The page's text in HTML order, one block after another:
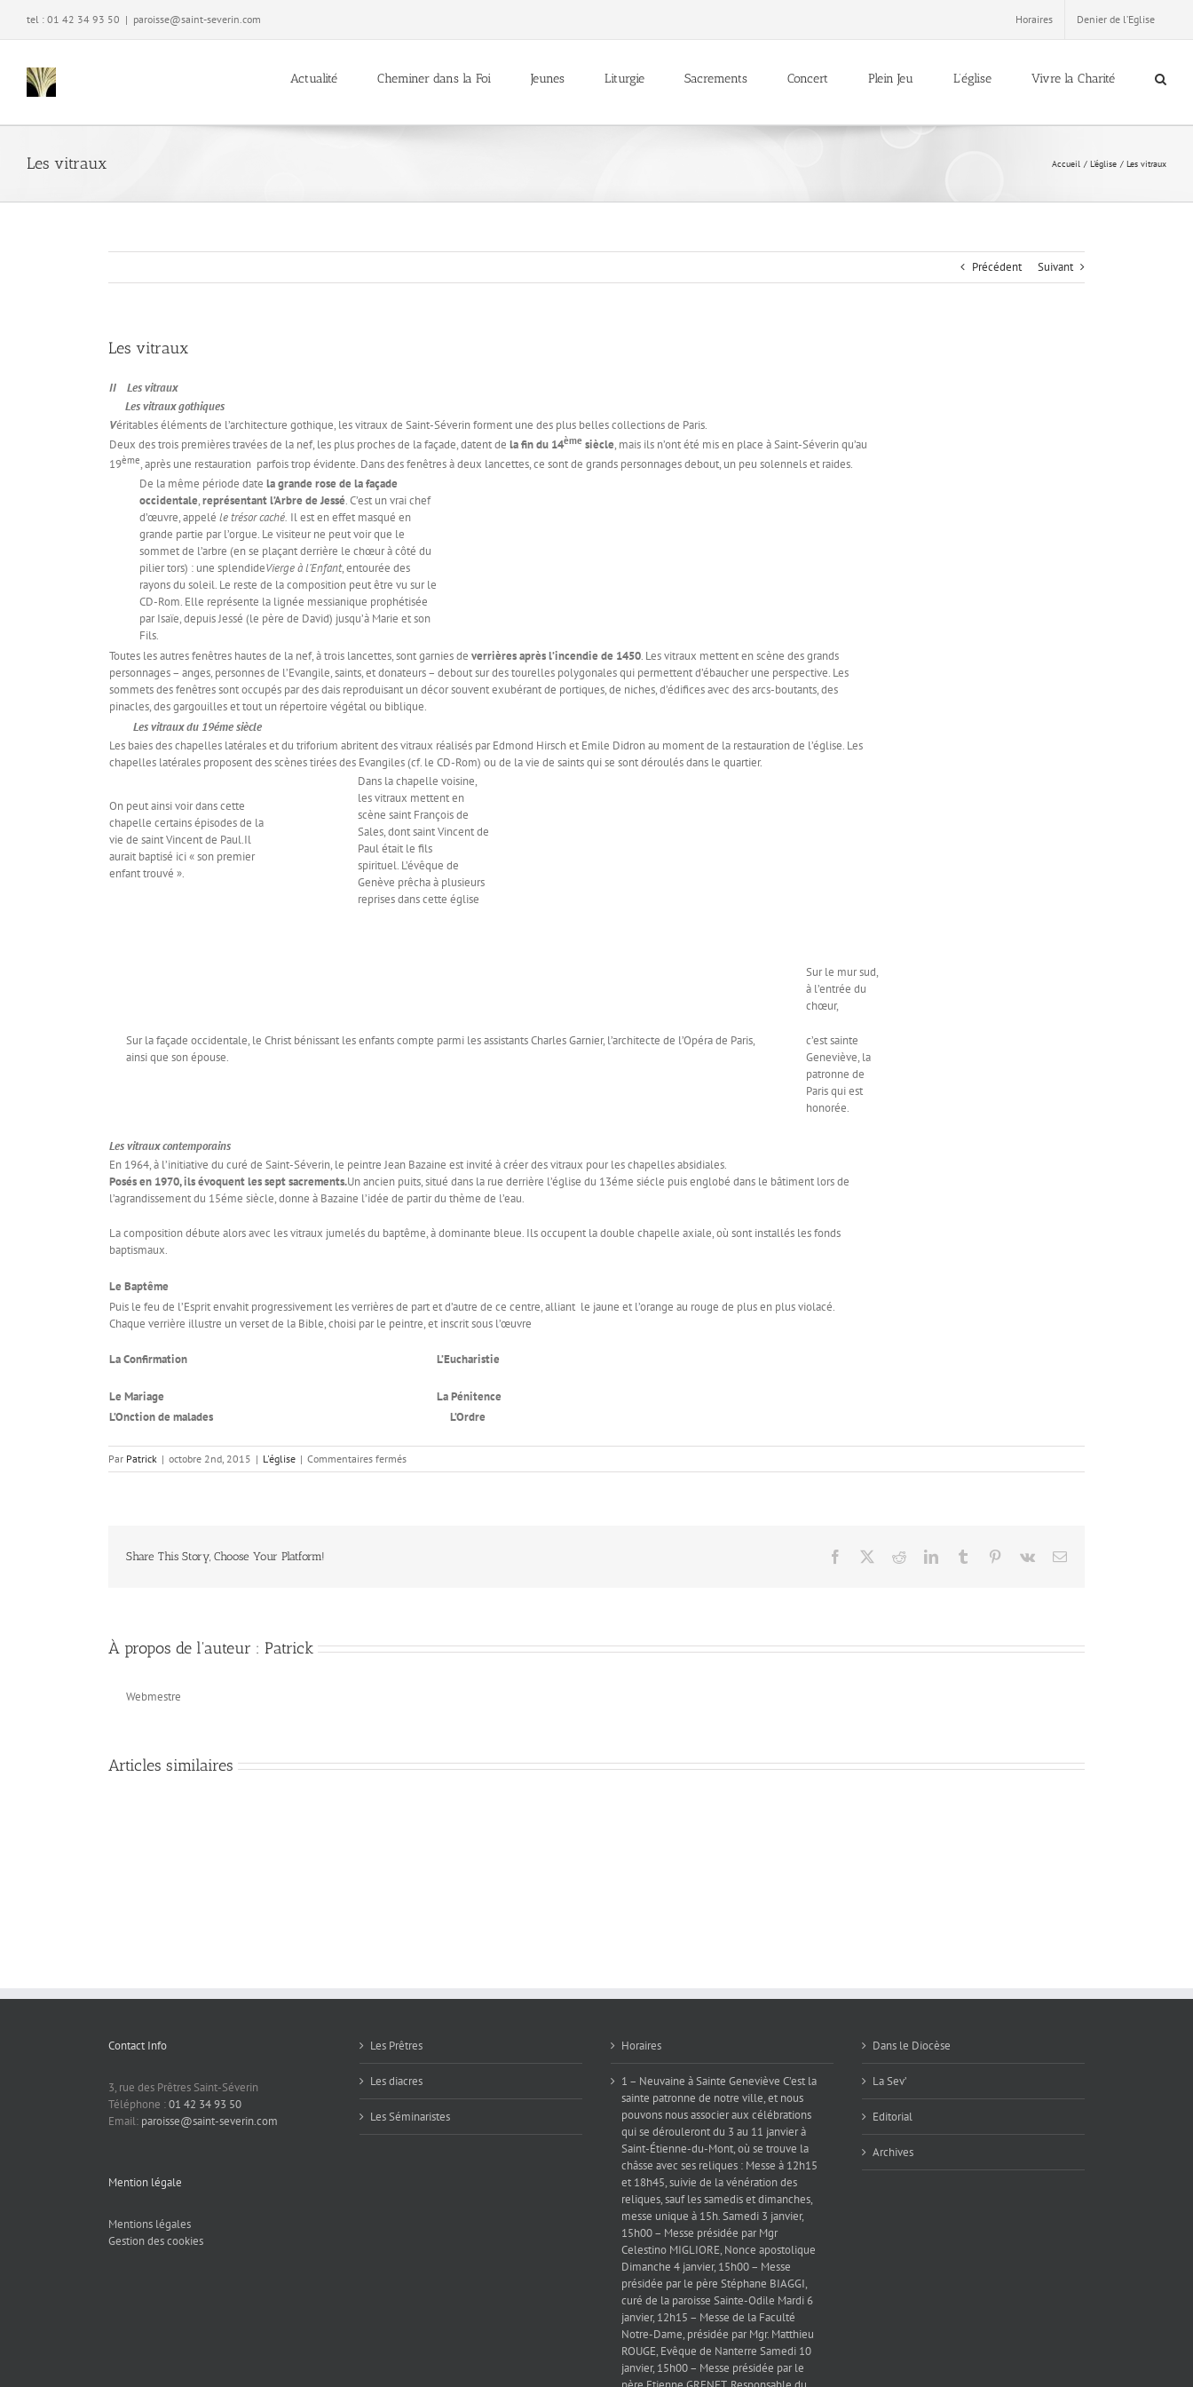
contenu
tel : 01 42 34 93 50 | paroisse@saint-severin.com Horaires Denier de l’Eglise
Actualité Cheminer dans la Foi Jeunes Liturgie Sacrements Concert Plein Jeu L’église Vivre la Charité
Les vitraux Accueil L'église Les vitraux
Précédent Suivant
Les vitraux
II Les vitraux
Les vitraux gothiques
Véritables éléments de l’architecture gothique, les vitraux de Saint-Séverin forment une des plus belles collections de Paris.
Deux des trois premières travées de la nef, les plus proches de la façade, datent de la fin du 14ème siècle, mais ils n’ont été mis en place à Saint-Séverin qu’au
19ème, après une restauration parfois trop évidente. Dans des fenêtres à deux lancettes, ce sont de grands personnages debout, un peu solennels et raides.
De la même période date la grande rose de la façade
occidentale,représentant l’Arbre de Jessé. C’est un vrai chef
d’œuvre, appelé le trésor caché. Il est en effet masqué en
grande partie par l’orgue. Le visiteur ne peut voir que le
sommet de l’arbre (en se plaçant derrière le chœur à côté du
pilier tors) : une splendideVierge à l’Enfant, entourée des
rayons du soleil. Le reste de la composition peut être vu sur le
CD-Rom. Elle représente la lignée messianique prophétisée
par Isaïe, depuis Jessé (le père de David) jusqu’à Marie et son
Fils.
Toutes les autres fenêtres hautes de la nef, à trois lancettes, sont garnies de verrières après l’incendie de 1450. Les vitraux mettent en scène des grands
personnages – anges, personnes de l’Evangile, saints, et donateurs – debout sur des tourelles polygonales qui permettent d’ébaucher une perspective. Les
sommets des fenêtres sont occupés par des dais reproduisant un décor souvent exubérant de portiques, de niches, d’édifices avec des arcs-boutants, des
pinacles, des gargouilles et tout un répertoire végétal ou biblique.
Les vitraux du 19éme siècle
Les baies des chapelles latérales et du triforium abritent des vitraux réalisés par Edmond Hirsch et Emile Didron au moment de la restauration de l’église. Les
chapelles latérales proposent des scènes tirées des Evangiles (cf. le CD-Rom) ou de la vie de saints qui se sont déroulés dans le quartier.
On peut ainsi voir dans cette
chapelle certains épisodes de la
vie de saint Vincent de Paul.Il
aurait baptisé ici « son premier
enfant trouvé ».
Dans la chapelle voisine,
les vitraux mettent en
scène saint François de
Sales, dont saint Vincent de
Paul était le fils
spirituel. L’évêque de
Genève prêcha à plusieurs
reprises dans cette église
Sur la façade occidentale, le Christ bénissant les enfants compte parmi les assistants Charles Garnier, l’architecte de l’Opéra de Paris,
ainsi que son épouse.
Sur le mur sud,
à l’entrée du
chœur,
c’est sainte
Geneviève, la
patronne de
Paris qui est
honorée.
Les vitraux contemporains
En 1964, à l’initiative du curé de Saint-Séverin, le peintre Jean Bazaine est invité à créer des vitraux pour les chapelles absidiales.
Posés en 1970, ils évoquent les sept sacrements.Un ancien puits, situé dans la rue derrière l’église du 13éme siécle puis englobé dans le bâtiment lors de
l’agrandissement du 15éme siècle, donne à Bazaine l’idée de partir du thème de l’eau.
La composition débute alors avec les vitraux jumelés du baptême, à dominante bleue. Ils occupent la double chapelle axiale, où sont installés les fonds
baptismaux.
Le Baptême
Puis le feu de l’Esprit envahit progressivement les verrières de part et d’autre de ce centre, alliant le jaune et l’orange au rouge de plus en plus violacé.
Chaque verrière illustre un verset de la Bible, choisi par le peintre, et inscrit sous l’œuvre
La Confirmation L’Eucharistie
Le Mariage
La Pénitence
L’Onction de malades
L’Ordre
Par Patrick | octobre 2nd, 2015 | L'église | Commentaires ferméssur
Les
Share This Story, Choose Your Platform! Facebook RedditLinkedInTumblr Pinterest
Vk Email
À propos de l'auteur : Patrick
Webmestre
Articles similaires
Contact Info
3, rue des Prêtres Saint-Séverin
Téléphone :01 42 34 93 50
Email: paroisse@saint-severin.com
Mention légale
Mentions légales
Gestion des cookies
Les Prêtres
Les diacres
Les Séminaristes
Horaires
1 – Neuvaine à Sainte Geneviève C’est la
sainte patronne de notre ville, et nous
pouvons nous associer aux célébrations
qui se dérouleront du 3 au 11 janvier à
Saint-Étienne-du-Mont, où se trouve la
châsse avec ses reliques : Messe à 12h15
et 18h45, suivie de la vénération des
reliques, sauf les samedis et dimanches,
messe unique à 15h. Samedi 3 janvier,
15h00 – Messe présidée par Mgr
Celestino MIGLIORE, Nonce apostolique
Dimanche 4 janvier, 15h00 – Messe
présidée par le père Stéphane BIAGGI,
curé de la paroisse Sainte-Odile Mardi 6
janvier, 12h15 – Messe de la Faculté
Notre-Dame, présidée par Mgr. Matthieu
ROUGE, Evêque de Nanterre Samedi 10
janvier, 15h00 – Messe présidée par le
Dans le Diocèse
La Sev’
Editorial
Archives